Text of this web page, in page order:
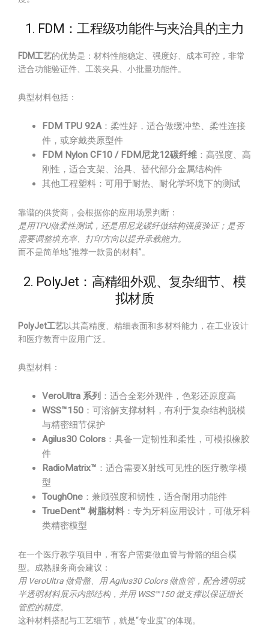
1. FDM：工程级功能件与夹治具的主力
FDM工艺的优势是：材料性能稳定、强度好、成本可控，非常
适合功能验证件、工装夹具、小批量功能件。
典型材料包括：
FDM TPU 92A：柔性好，适合做缓冲垫、柔性连接
件，或穿戴类原型件
FDM Nylon CF10 / FDM尼龙12碳纤维 ：高强度、高
刚性，适合支架、治具、替代部分金属结构件
其他工程塑料：可用于耐热、耐化学环境下的测试
靠谱的供货商，会根据你的应用场景判断：
是用TPU做柔性测试，还是用尼龙碳纤做结构强度验证；是否
需要调整填充率、打印方向以提升承载能力。
而不是简单地“推荐一款贵的材料”。
2. PolyJet：高精细外观、复杂细节、模
拟材质
PolyJet工艺以其高精度、精细表面和多材料能力，在工业设计
和医疗教育中应用广泛。
典型材料：
VeroUltra 系列 ：适合全彩外观件，色彩还原度高
WSS™150 ：可溶解支撑材料，有利于复杂结构脱模
与精密细节保护
Agilus30 Colors ：具备一定韧性和柔性，可模拟橡胶
件
RadioMatrix™ ：适合需要X射线可见性的医疗教学模
型
ToughOne ：兼顾强度和韧性，适合耐用功能件
TrueDent™ 树脂材料 ：专为牙科应用设计，可做牙科
类精密模型
在一个医疗教学项目中，有客户需要做血管与骨骼的组合模
型。成熟服务商会建议：
用 VeroUltra 做骨骼、用 Agilus30 Colors 做血管，配合透明或
半透明材料展示内部结构，并用 WSS™150 做支撑以保证细长
管腔的精度。
这种材料搭配与工艺细节，就是“专业度”的体现。